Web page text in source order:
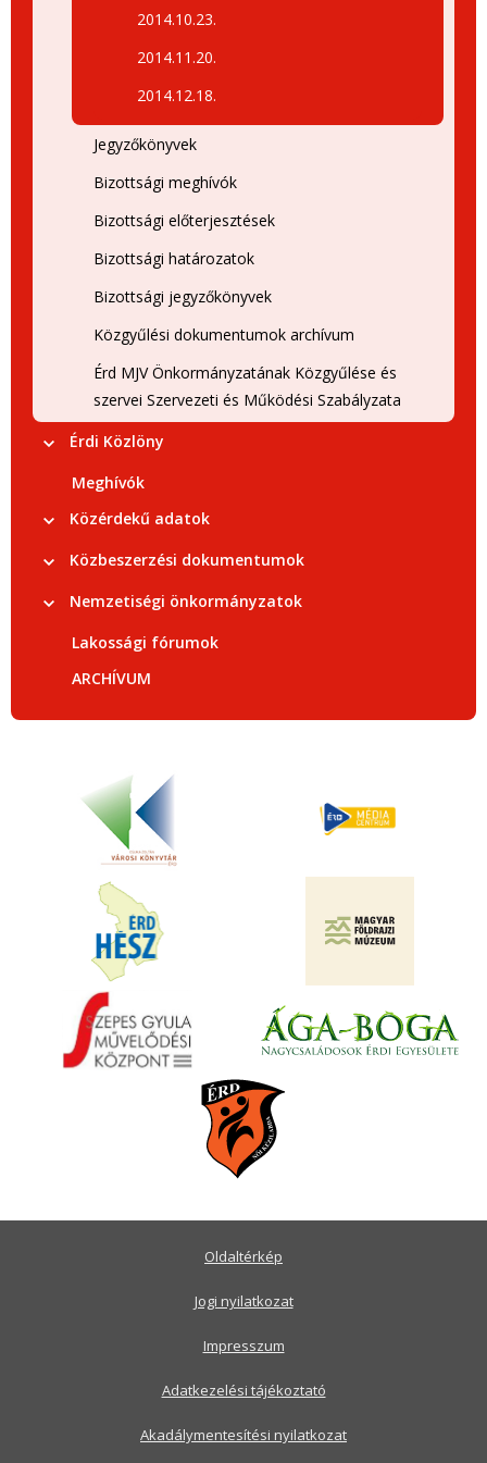
2014.10.23.
2014.11.20.
2014.12.18.
Jegyzőkönyvek
Bizottsági meghívók
Bizottsági előterjesztések
Bizottsági határozatok
Bizottsági jegyzőkönyvek
Közgyűlési dokumentumok archívum
Érd MJV Önkormányzatának Közgyűlése és
szervei Szervezeti és Működési Szabályzata
Érdi Közlöny
Meghívók
Közérdekű adatok
Közbeszerzési dokumentumok
Nemzetiségi önkormányzatok
Lakossági fórumok
ARCHÍVUM
Oldaltérkép
Jogi nyilatkozat
Impresszum
Adatkezelési tájékoztató
Akadálymentesítési nyilatkozat